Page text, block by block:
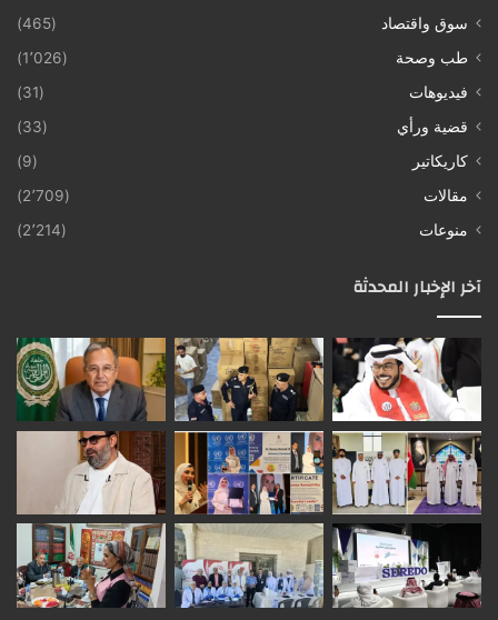
سوق واقتصاد
(465)
طب وصحة
(1٬026)
فيديوهات
(31)
قضية ورأي
(33)
كاريكاتير
(9)
مقالات
(2٬709)
منوعات
(2٬214)
آخر الإخبار المحدثة